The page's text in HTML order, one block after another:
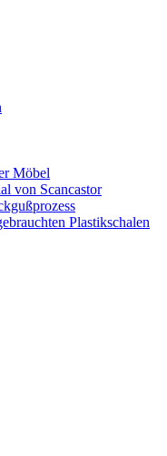
Möbel
von Scancastor
Plastikschalen